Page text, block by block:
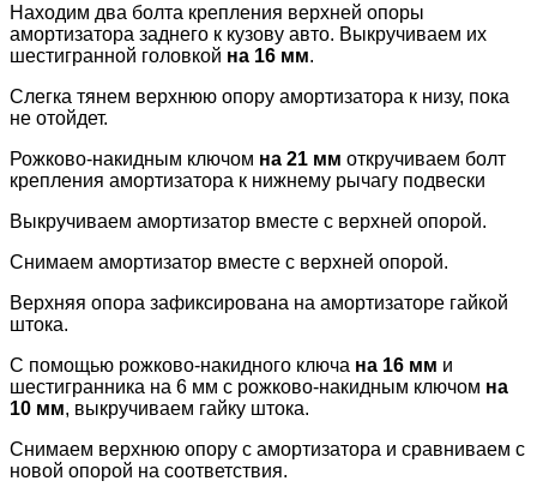
Находим два болта крепления верхней опоры
амортизатора заднего к кузову авто. Выкручиваем их
шестигранной головкой на 16 мм.
Слегка тянем верхнюю опору амортизатора к низу, пока
не отойдет.
Рожково-накидным ключом на 21 мм откручиваем болт
крепления амортизатора к нижнему рычагу подвески
Выкручиваем амортизатор вместе с верхней опорой.
Снимаем амортизатор вместе с верхней опорой.
Верхняя опора зафиксирована на амортизаторе гайкой
штока.
С помощью рожково-накидного ключа на 16 мм и
шестигранника на 6 мм с рожково-накидным ключом на
10 мм, выкручиваем гайку штока.
Снимаем верхнюю опору с амортизатора и сравниваем с
новой опорой на соответствия.